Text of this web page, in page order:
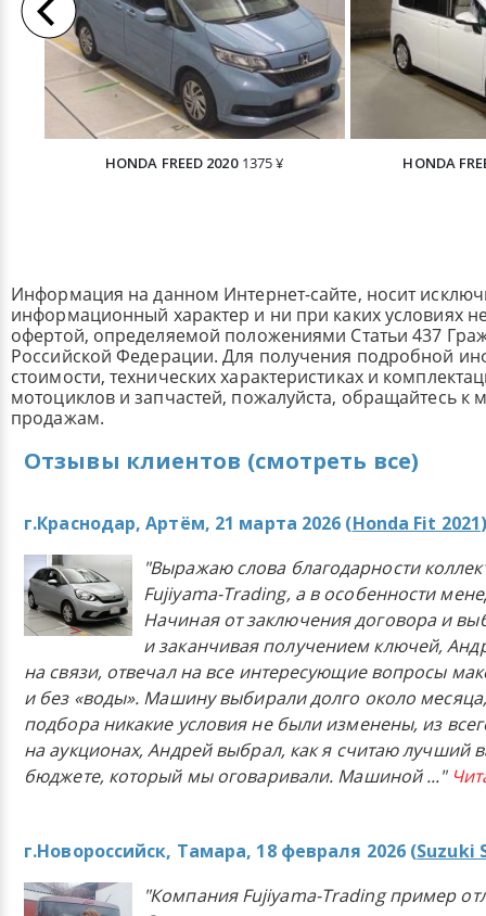
HONDA FREED 2020 1375 ¥ HONDA
Информация на данном Интернет-сайте, носит
информационный характер и ни при каких условиях
офертой, определяемой положениями Статьи 437
Российской Федерации. Для получения подробной
стоимости, технических характеристиках и
мотоциклов и запчастей, пожалуйста, обращайтесь к
продажам.
Отзывы клиентов (смотреть все)
г.Краснодар, Артём, 21 марта 2026 (Honda Fit 2021
"Выражаю слова благодарности
Fujiyama-Trading, а в особенности
Начиная от заключения договора и
и заканчивая получением ключей,
на связи, отвечал на все интересующие вопросы
и без «воды». Машину выбирали долго около
подбора никакие условия не были изменены, из
на аукционах, Андрей выбрал, как я считаю лучший
бюджете, который мы оговаривали. Машиной..."
г.Новороссийск, Тамара, 18 февраля 2026 (Suzuki
"Компания Fujiyama-Trading пример